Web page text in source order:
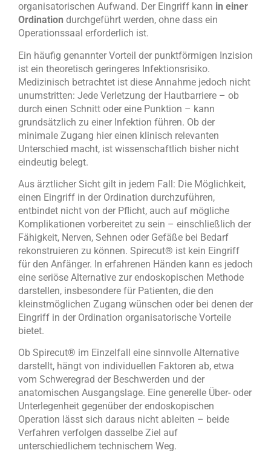
organisatorischen Aufwand. Der Eingriff kann in einer
Ordination durchgeführt werden, ohne dass ein
Operationssaal erforderlich ist.
Ein häufig genannter Vorteil der punktförmigen Inzision
ist ein theoretisch geringeres Infektionsrisiko.
Medizinisch betrachtet ist diese Annahme jedoch nicht
unumstritten: Jede Verletzung der Hautbarriere – ob
durch einen Schnitt oder eine Punktion – kann
grundsätzlich zu einer Infektion führen. Ob der
minimale Zugang hier einen klinisch relevanten
Unterschied macht, ist wissenschaftlich bisher nicht
eindeutig belegt.
Aus ärztlicher Sicht gilt in jedem Fall: Die Möglichkeit,
einen Eingriff in der Ordination durchzuführen,
entbindet nicht von der Pflicht, auch auf mögliche
Komplikationen vorbereitet zu sein – einschließlich der
Fähigkeit, Nerven, Sehnen oder Gefäße bei Bedarf
rekonstruieren zu können. Spirecut® ist kein Eingriff
für den Anfänger. In erfahrenen Händen kann es jedoch
eine seriöse Alternative zur endoskopischen Methode
darstellen, insbesondere für Patienten, die den
kleinstmöglichen Zugang wünschen oder bei denen der
Eingriff in der Ordination organisatorische Vorteile
bietet.
Ob Spirecut® im Einzelfall eine sinnvolle Alternative
darstellt, hängt von individuellen Faktoren ab, etwa
vom Schweregrad der Beschwerden und der
anatomischen Ausgangslage. Eine generelle Über- oder
Unterlegenheit gegenüber der endoskopischen
Operation lässt sich daraus nicht ableiten – beide
Verfahren verfolgen dasselbe Ziel auf
unterschiedlichem technischem Weg.